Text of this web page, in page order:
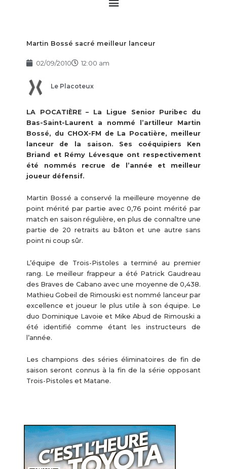
Martin Bossé sacré meilleur lanceur
02/09/2010 12:00 am
Le Placoteux
LA POCATIÈRE – La Ligue Senior Puribec du
Bas-Saint-Laurent a nommé l’artilleur Martin
Bossé, du CHOX-FM de La Pocatière, meilleur
lanceur de la saison. Ses coéquipiers Ken
Briand et Rémy Lévesque ont respectivement
été nommés recrue de l’année et meilleur
joueur défensif.
Martin Bossé a conservé la meilleure moyenne de
point mérité par partie avec 0,76 point mérité par
match en saison régulière, en plus de connaître une
partie de 20 retraits au bâton et une autre sans
point ni coup sûr.
L’équipe de Trois-Pistoles a terminé au premier
rang. Le meilleur frappeur a été Patrick Gaudreau
des Braves de Cabano avec une moyenne de 0,438.
Mathieu Gobeil de Rimouski est nommé lanceur par
excellence et joueur le plus utile à son équipe. Le
duo Dominique Lavoie et Mike Abud de Rimouski a
été identifié comme étant les instructeurs de
l’année.
Les champions des séries éliminatoires de fin de
saison seront connus à la fin de la série opposant
Trois-Pistoles et Matane.